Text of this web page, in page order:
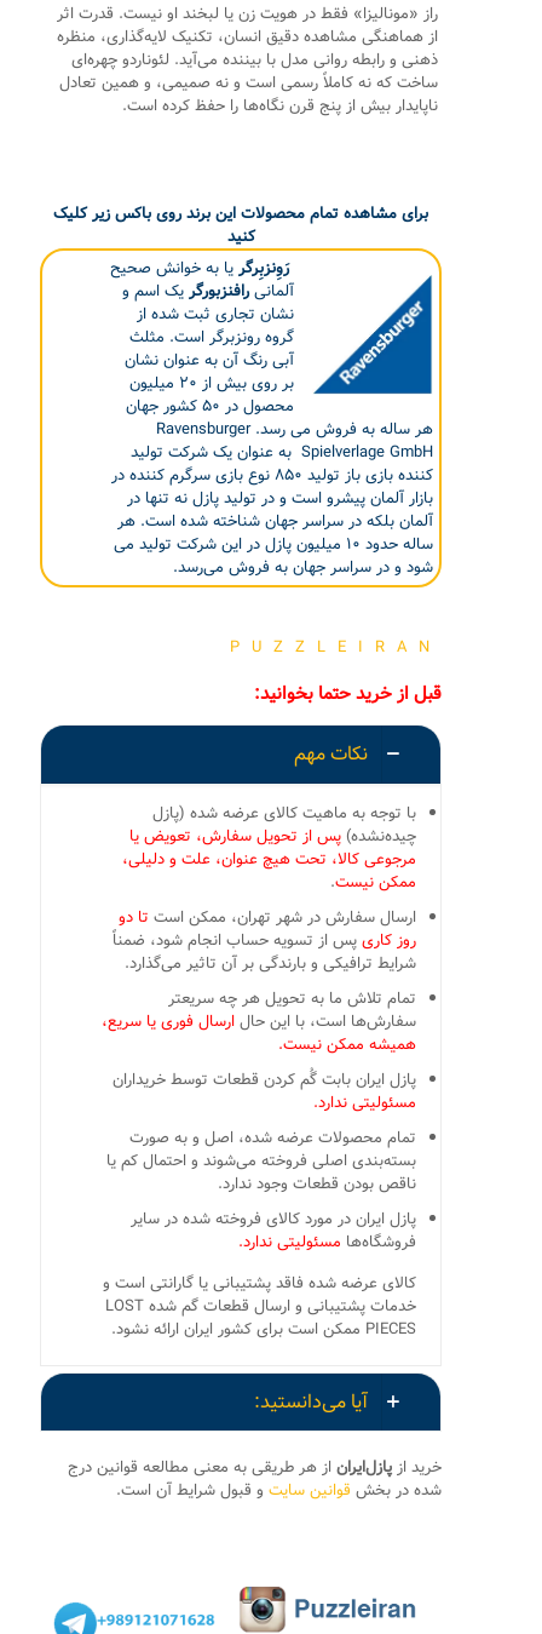
راز «مونالیزا» فقط در هویت زن یا لبخند او نیست. قدرت اثر
از هماهنگی مشاهده دقیق انسان، تکنیک لایه‌گذاری، منظره
ذهنی و رابطه روانی مدل با بیننده می‌آید. لئوناردو چهره‌ای
ساخت که نه کاملاً رسمی است و نه صمیمی، و همین تعادل
ناپایدار بیش از پنج قرن نگاه‌ها را حفظ کرده است.
برای مشاهده تمام محصولات این برند روی باکس زیر کلیک
کنید
رَوِنزبِرگریا به خوانش صحیح
آلمانیرافنزبورگریک اسم و
نشان تجاری ثبت شده از
گروه رونزبرگر است. مثلث
آبی رنگ آن به عنوان نشان
بر روی بیش از ۲۰ میلیون
محصول در ۵۰ کشور جهان
هر ساله به فروش می رسد. Ravensburger
Spielverlage GmbH به عنوان یک شرکت تولید
کننده بازی باز تولید ۸۵۰ نوع بازی سرگرم کننده در
بازار آلمان پیشرو است و در تولید پازل نه تنها در
آلمان بلکه در سراسر جهان شناخته شده است. هر
ساله حدود ۱۰ میلیون پازل در این شرکت تولید می
شود و در سراسر جهان به فروش می‌رسد.
PUZZLEIRAN
قبل از خرید حتما بخوانید:
نکات مهم
با توجه به ماهیت کالای عرضه شده (پازل
چیده‌نشده) پس از تحویل سفارش، تعویض یا
مرجوعی کالا، تحت هیچ عنوان، علت و دلیلی،
ممکن نیست.
ارسال سفارش در شهر تهران، ممکن است تا دو
روز کاریپس از تسویه حساب انجام شود، ضمناً
شرایط ترافیکی و بارندگی بر آن تاثیر می‌گذارد.
تمام تلاش ما به تحویل هر چه سریعتر
سفارش‌ها است، با این حالارسال فوری یا سریع،
همیشه ممکن نیست.
پازل ایران بابت گُم کردن قطعات توسط خریداران
مسئولیتی ندارد.
تمام محصولات عرضه شده، اصل و به صورت
بسته‌بندی اصلی فروخته می‌شوند و احتمال کم یا
ناقص بودن قطعات وجود ندارد.
پازل ایران در مورد کالای فروخته شده در سایر
فروشگاه‌ها مسئولیتی ندارد.
کالای عرضه شده فاقد پشتیبانی یا گارانتی است و
خدمات پشتیبانی و ارسال قطعات گم شده LOST
PIECES ممکن است برای کشور ایران ارائه نشود.
آیا می‌دانستید:
خرید ازپازل‌ایران از هر طریقی به معنی مطالعه قوانین درج
شده در بخش قوانین سایت و قبول شرایط آن است.